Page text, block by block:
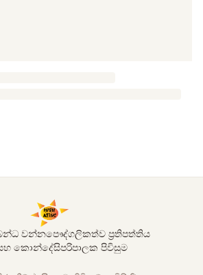
වන්නපෞද්ගලිකත්ව ප්‍රතිපත්තිය
කොන්දේසිපරිපාලක පිවිසුම